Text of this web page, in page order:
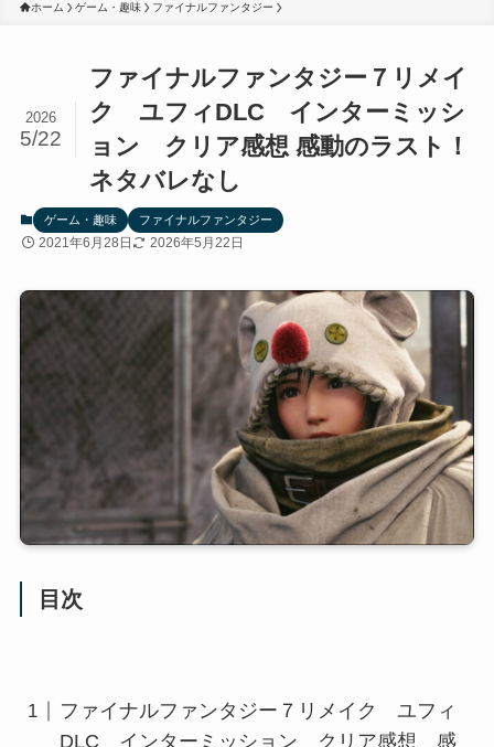
ホーム ゲーム・趣味 ファイナルファンタジー
ファイナルファンタジー７リメイ
ク ユフィDLC インターミッシ
ョン クリア感想 感動のラスト！
ネタバレなし
2026
5/22
ゲーム・趣味 ファイナルファンタジー
2021年6月28日 2026年5月22日
目次
ファイナルファンタジー７リメイク ユフィ
DLC インターミッション クリア感想 感